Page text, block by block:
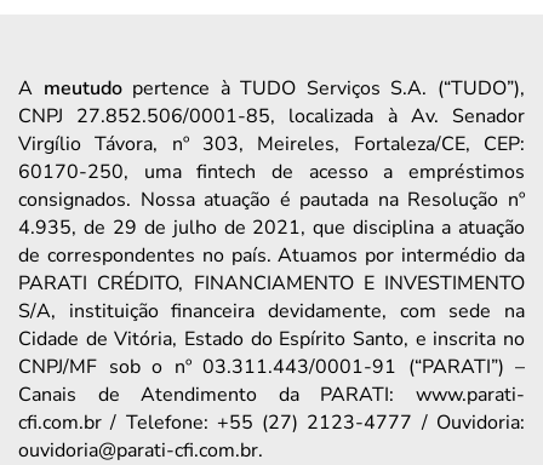
A meutudopertence à TUDO Serviços S.A. (“TUDO”),
CNPJ 27.852.506/0001-85, localizada à Av. Senador
Virgílio Távora, nº 303, Meireles, Fortaleza/CE, CEP:
60170-250, uma fintech de acesso a empréstimos
consignados. Nossa atuação é pautada na Resolução nº
4.935, de 29 de julho de 2021, que disciplina a atuação
de correspondentes no país. Atuamos por intermédio da
PARATI CRÉDITO, FINANCIAMENTO E INVESTIMENTO
S/A, instituição financeira devidamente, com sede na
Cidade de Vitória, Estado do Espírito Santo, e inscrita no
CNPJ/MF sob o nº 03.311.443/0001-91 (“PARATI”) –
Canais de Atendimento da PARATI: www.parati-
cfi.com.br / Telefone: +55 (27) 2123-4777 / Ouvidoria:
ouvidoria@parati-cfi.com.br.